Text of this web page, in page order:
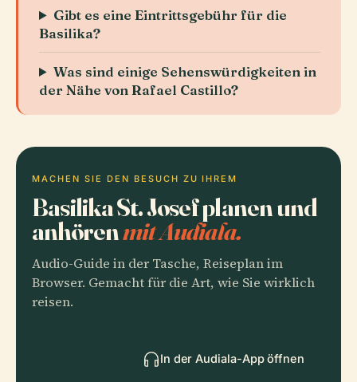
Gibt es eine Eintrittsgebühr für die
Basilika?
Was sind einige Sehenswürdigkeiten in
der Nähe von Rafael Castillo?
MACHEN SIE DEN BESUCH ZU IHREM
Basilika St. Josef planen und
anhörenmit Audiala.
Audio-Guide in der Tasche, Reiseplan im
Browser. Gemacht für die Art, wie Sie wirklich
reisen.
In der Audiala-App öffnen